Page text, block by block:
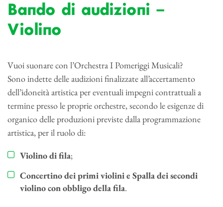
Bando di audizioni –
Violino
Vuoi suonare con l’Orchestra I Pomeriggi Musicali?
Sono indette delle audizioni finalizzate all’accertamento
dell’idoneità artistica per eventuali impegni contrattuali a
termine presso le proprie orchestre, secondo le esigenze di
organico delle produzioni previste dalla programmazione
artistica, per il ruolo di:
Violino di fila;
Concertino dei primi violini e Spalla dei secondi
violino con obbligo della fila.